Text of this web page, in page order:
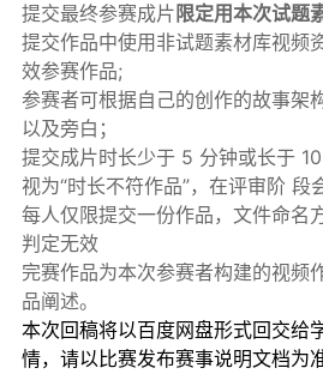
提交最终参赛成片 限定用本次试题
提交作品中使用非试题素材库视频
效参赛作品;
参赛者可根据自己的创作的故事架
以及旁白；
提交成片时长少于 5 分钟或长于
视为“时长不符作品”，在评审阶 段
每人仅限提交一份作品，文件命名
判定无效
完赛作品为本次参赛者构建的视频
品阐述。
本次回稿将以百度网盘形式回交给
情，请以比赛发布赛事说明文档为